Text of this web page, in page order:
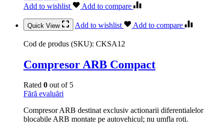
Add to wishlist
Add to compare
Quick View Add to wishlist Add to compare
Cod de produs (SKU): CKSA12
Compresor ARB Compact
Rated 0 out of 5
Fără evaluări
Compresor ARB destinat exclusiv actionarii diferentialelor
blocabile ARB montate pe autovehicul; nu umfla roti.